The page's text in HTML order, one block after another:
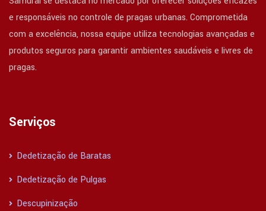
e responsáveis no controle de pragas urbanas. Comprometida
com a excelência, nossa equipe utiliza tecnologias avançadas e
produtos seguros para garantir ambientes saudáveis e livres de
pragas.
Serviços
Dedetização de Baratas
Dedetização de Pulgas
Descupinização